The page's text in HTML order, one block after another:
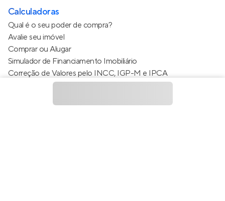
Calculadoras
Qual é o seu poder de compra?
Avalie seu imóvel
Comprar ou Alugar
Simulador de Financiamento Imobiliário
Correção de Valores pelo INCC, IGP-M e IPCA
Estimativa de valor do condomínio